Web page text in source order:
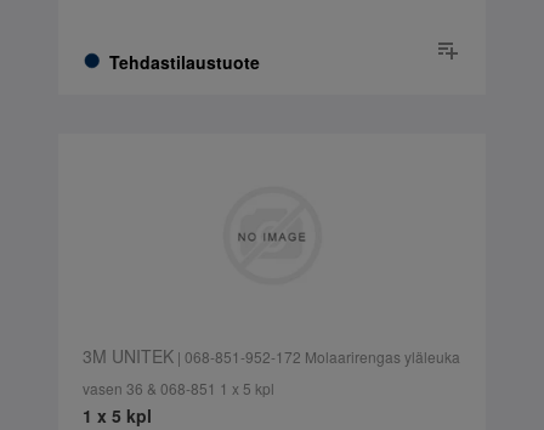
Tehdastilaustuote
3M UNITEK| 068-851-952-172 Molaarirengas yläleuka
vasen 36 & 068-851 1 x 5 kpl
1 x 5 kpl